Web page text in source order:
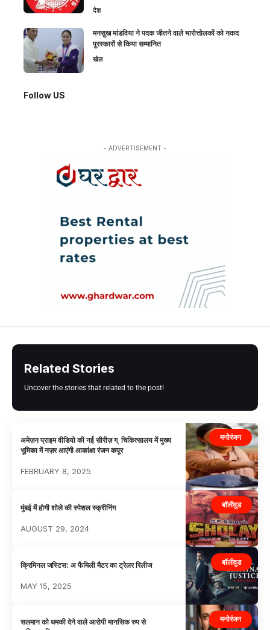
देश
मनसुख मांडविया ने पदक जीतने वाले भारोत्तोलकों को नकद
पुरस्कारों से किया सम्मानित
खेल
Follow US
- ADVERTISEMENT -
Related Stories
Uncover the stories that related to the post!
मनोरंजन
अमेज़न प्राइम वीडियो की नई सीरीज़ ग् चिकित्सालय में मुख्य
भूमिका में नज़र आएंगी आकांक्षा रंजन कपूर
FEBRUARY 8, 2025
बॉलीवुड
मुंबई में होगी शोले की स्पेशल स्क्रीनिंग
AUGUST 29, 2024
बॉलीवुड
क्रिमिनल जस्टिस: अ फैमिली मैटर का ट्रेलर रिलीज
MAY 15, 2025
मनोरंजन
सलमान को धमकी देने वाले आरोपी मानसिक रुप से